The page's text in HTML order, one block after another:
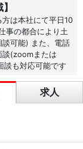
方は本社にて平日10
事の都合により土
談可能) また、電話
談(zoomまたは
談も対応可能です
求人